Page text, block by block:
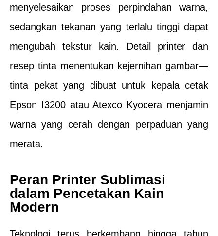
menyelesaikan proses perpindahan warna,
sedangkan tekanan yang terlalu tinggi dapat
mengubah tekstur kain. Detail printer dan
resep tinta menentukan kejernihan gambar—
tinta pekat yang dibuat untuk kepala cetak
Epson I3200 atau Atexco Kyocera menjamin
warna yang cerah dengan perpaduan yang
merata.
Peran Printer Sublimasi
dalam Pencetakan Kain
Modern
Teknologi terus berkembang hingga tahun